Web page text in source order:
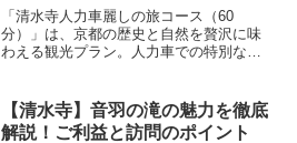
「清水寺人力車麗しの旅コース（60
分）」は、京都の歴史と自然を贅沢に味
わえる観光プラン。人力車での特別な視
す。京都観光を満喫したい方におすすめ
です。
【清水寺】音羽の滝の魅力を徹底
解説！ご利益と訪問のポイント